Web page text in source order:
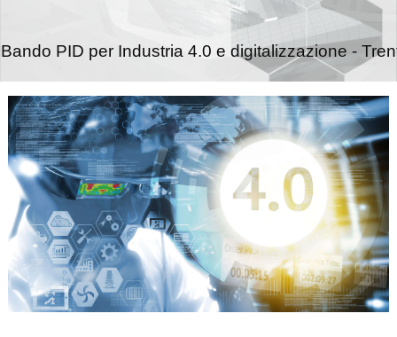
Bando PID per Industria 4.0 e digitalizzazione -